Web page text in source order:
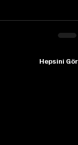
Hepsini Gör